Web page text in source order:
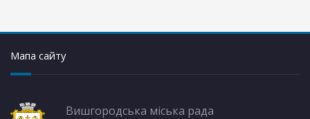
Мапа сайту
Вишгородська міська рада